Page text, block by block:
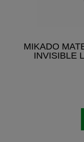
MIKADO
INVISIBLE